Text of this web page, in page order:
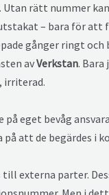
rätt nummer
– bara för att
gånger ringt
avVerkstan. Bara
irriterad.
eget bevåg
att de begärdes i
externa parter.